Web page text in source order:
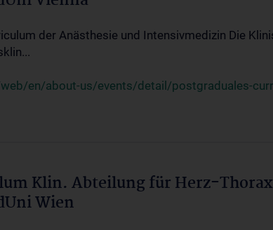
der Anästhesie und Intensivmedizin Die
en/about-us/events/detail/postgraduales-
Klin. Abteilung für Herz-
Wien